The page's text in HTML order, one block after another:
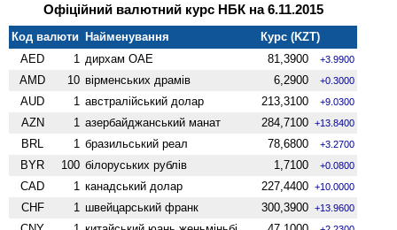
Офіційний валютний курс НБК на 6.11.2015
Код валюти Найменування
Курс (KZT)
AED
1 дирхам ОАЕ 81,3900 +3.9900
AMD 10 вiрменських драмів 6,2900 +0.3000
AUD 1 австралійський долар 213,3100 +9.0300
AZN 1 азербайджанський манат 284,7100 +13.8400
BRL 1 бразильський реал 78,6800 +3.2700
BYR 100 білоруських рублів 1,7100 +0.0800
CAD 1 канадський долар 227,4400 +10.0000
CHF 1 швейцарський франк 300,3900 +13.9600